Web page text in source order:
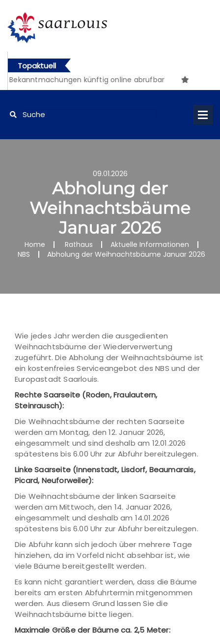
Topaktuell
Bekanntmachungen künftig online abrufbar
09.01.2026
Abholung der
Weihnachtsbäume
Januar 2026
Home Rathaus
Aktuelle Informationen
NBS
Abholung der Weihnachtsbäume Januar 2026
Wie jedes Jahr werden die ausgedienten
Weihnachtsbäume der Wiederverwertung
zugeführt. Die Abholung der Weihnachtsbäume ist
ein kostenfreies Serviceangebot des NBS und der
Europastadt Saarlouis.
Rechte Saarseite (Roden, Fraulautern,
Steinrausch):
Die Weihnachtsbäume der rechten Saarseite
werden am Montag, den 12. Januar 2026,
eingesammelt und sind deshalb am 12.01.2026
spätestens bis 6.00 Uhr zur Abfuhr bereitzulegen.
Linke Saarseite (Innenstadt, Lisdorf, Beaumarais,
Picard, Neuforweiler):
Die Weihnachtsbäume der linken Saarseite
werden am Mittwoch, den 14. Januar 2026,
eingesammelt und deshalb am 14.01.2026
spätestens bis 6.00 Uhr zur Abfuhr bereitzulegen.
Die Abfuhr kann sich jedoch über mehrere Tage
hinziehen, da im Vorfeld nicht absehbar ist, wie
viele Bäume bereitgestellt werden.
Es kann nicht garantiert werden, dass die Bäume
bereits am ersten Abfuhrtermin mitgenommen
werden. Aus diesem Grund lassen Sie die
Weihnachtsbäume bitte liegen.
Maximale Größe der Bäume ca. 2,5 Meter: